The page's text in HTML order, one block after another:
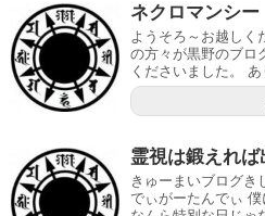
ネクロマンシー
ようそろ～お越しく
の方々が黒野のブロ
くださいました。 あ
霊視は鍛えれ
きゅーまいブログき
でぃがーたんでぃ